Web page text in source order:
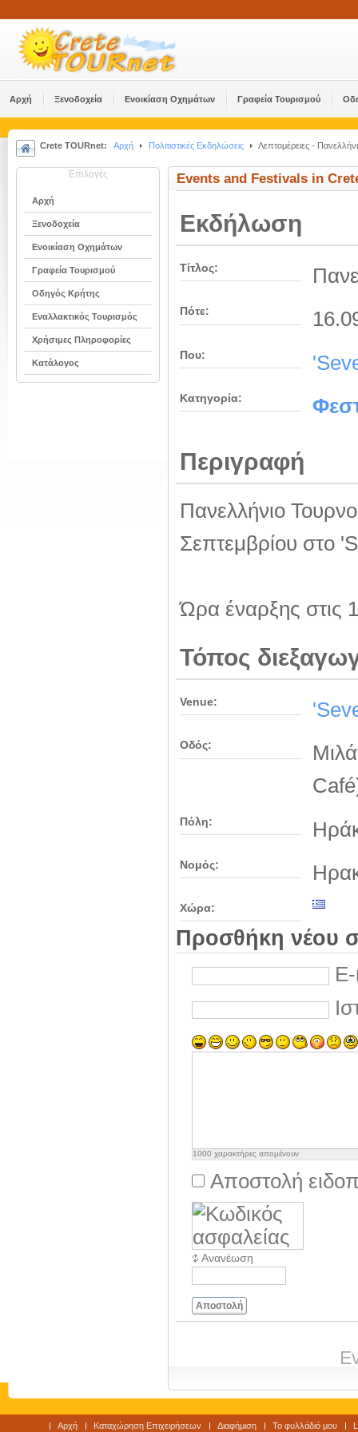
Αρχή Ξενοδοχεία Ενοικίαση Οχημάτων Γραφεία Τουρισμού
Crete TOURnet: Αρχή Πολιτιστικές Εκδηλώσεις Λεπτομέρειες -
Επιλογές
Αρχή
Ξενοδοχεία
Ενοικίαση Οχημάτων
Γραφεία Τουρισμού
Οδηγός Κρήτης
Εναλλακτικός Τουρισμός
Χρήσιμες Πληροφορίες
Κατάλογος
Events and Festivals in
Εκδήλωση
Τίτλος:
Πότε:
Που:
Κατηγορία:
Περιγραφή
Πανελλήνιο
Σεπτεμβρίου στο
Ώρα έναρξης στις
Τόπος
Venue:
Οδός:
Πόλη:
Νομός:
Χώρα:
Προσθήκη νέου
1000 χαρακτήρες απομένουν
Αποστολή
Ανανέωση
Αποστολή
Αρχή Καταχώρηση Επιχειρήσεων Διαφήμιση Το φυλλάδιό μου